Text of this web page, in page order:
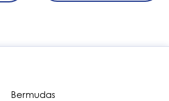
Bermudas